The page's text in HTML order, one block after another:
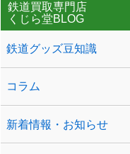
鉄道買取専門店
くじら堂BLOG
鉄道グッズ豆知識
コラム
新着情報・お知らせ